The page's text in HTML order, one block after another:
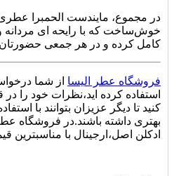
در مجموع، مایندست الحمبرا
خوش‌ساخت که با رایحه‌ ای مردانه و
کامل کرده و در هر جمعی
فروشگاه عطر الیسا از شما
استفاده کرده اید،نظرات خود
کنید تا دیگر عزیزان بتوانند با
بهتری داشته باشند.در فروشگاه
ادکلن اصل،ارجینال با مناسبترین